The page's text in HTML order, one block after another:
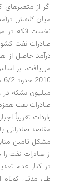
اگر از
میان کاهش
نخست آنکه در
صادرات نفت
درآمد حاصل از
می‌یافت. بر
میلیون بشکه
صادرات نفت
واردات تقریباً
مقاصد صادراتی
مشکل تامین
از صادرات نفت
در کنار عدم
طی مدتی کوتاه